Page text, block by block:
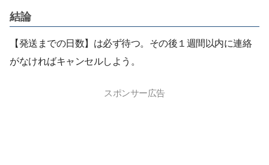
結論
【発送までの日数】は必ず待つ。その後１週間以内に連絡
がなければキャンセルしよう。
スポンサー広告